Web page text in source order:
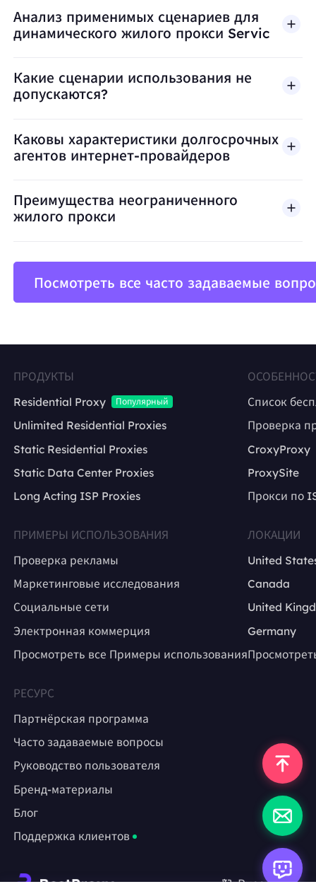
Анализ применимых сценариев для
динамического жилого прокси Servic
Какие сценарии использования не
допускаются?
BestProxy не поддерживает мошенничество,
Каковы характеристики долгосрочных
агентов интернет-провайдеров
Преимущества неограниченного
жилого прокси
Посмотреть все часто задаваемые
ПРОДУКТЫ
Residential Proxy
Популярный
Unlimited Residential Proxies
Static Residential Proxies
Static Data Center Proxies
Long Acting ISP Proxies
Список
Проверка
CroxyProxy
ProxySite
Прокси по
ПРИМЕРЫ ИСПОЛЬЗОВАНИЯ
Проверка рекламы
Маркетинговые исследования
Социальные сети
Электронная коммерция
Просмотреть все Примеры использования
ЛОКАЦИИ
United
Canada
United
Germany
РЕСУРС
Партнёрская программа
Часто задаваемые вопросы
Руководство пользователя
Бренд-материалы
Блог
Поддержка клиентов